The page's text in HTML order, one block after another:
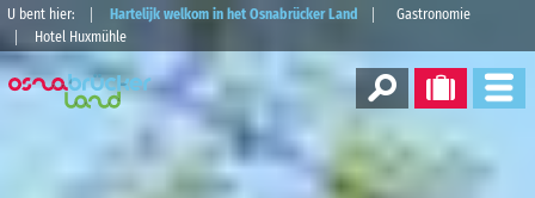
U bent hier: Hartelijk welkom in het Osnabrücker Land
Gastronomie
Hotel Huxmühle